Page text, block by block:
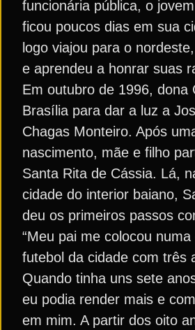
funcionária pública, o
ficou poucos dias em sua
logo viajou para o
e aprendeu a honrar suas
Em outubro de 1996, dona
Brasília para dar a luz a
Chagas Monteiro. Após
nascimento, mãe e filho
Santa Rita de Cássia. Lá,
cidade do interior baiano,
deu os primeiros passos
“Meu pai me colocou
futebol da cidade com três
Quando tinha uns sete
eu podia render mais e
em mim. A partir dos oito